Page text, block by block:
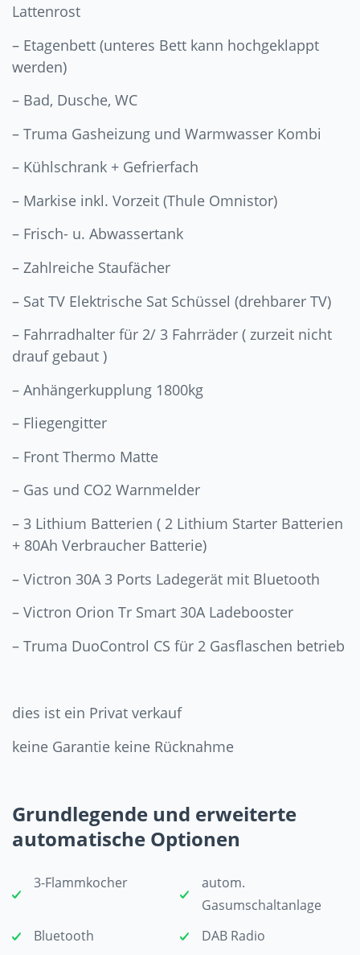
Lattenrost
– Etagenbett (unteres Bett kann hochgeklappt
werden)
– Bad, Dusche, WC
– Truma Gasheizung und Warmwasser Kombi
– Kühlschrank + Gefrierfach
– Markise inkl. Vorzeit (Thule Omnistor)
– Frisch- u. Abwassertank
– Zahlreiche Staufächer
– Sat TV Elektrische Sat Schüssel (drehbarer TV)
– Fahrradhalter für 2/ 3 Fahrräder ( zurzeit nicht
drauf gebaut )
– Anhängerkupplung 1800kg
– Fliegengitter
– Front Thermo Matte
– Gas und CO2 Warnmelder
– 3 Lithium Batterien ( 2 Lithium Starter Batterien
+ 80Ah Verbraucher Batterie)
– Victron 30A 3 Ports Ladegerät mit Bluetooth
– Victron Orion Tr Smart 30A Ladebooster
– Truma DuoControl CS für 2 Gasflaschen betrieb
dies ist ein Privat verkauf
keine Garantie keine Rücknahme
Grundlegende und erweiterte
automatische Optionen
3-Flammkocher
autom.
Gasumschaltanlage
Bluetooth
DAB Radio